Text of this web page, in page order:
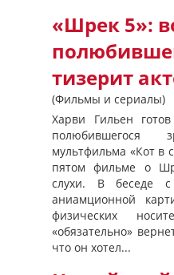
«Шрек 5»:
тизерит
(Фильмы и сериалы)
Харви Гильен
полюбившегося
мультфильма «Кот в
пятом фильме о
слухи. В беседе с
аниамционной
физических
«обязательно»
что он хотел...